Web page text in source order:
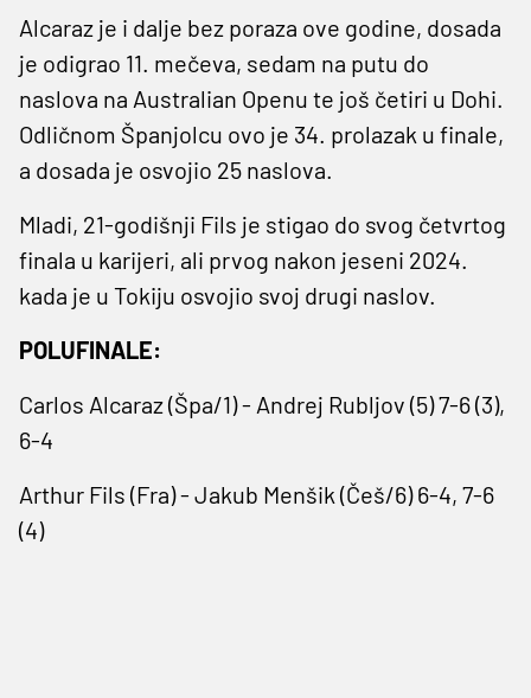
Alcaraz je i dalje bez poraza ove godine, dosada
je odigrao 11. mečeva, sedam na putu do
naslova na Australian Openu te još četiri u Dohi.
Odličnom Španjolcu ovo je 34. prolazak u finale,
a dosada je osvojio 25 naslova.
Mladi, 21-godišnji Fils je stigao do svog četvrtog
finala u karijeri, ali prvog nakon jeseni 2024.
kada je u Tokiju osvojio svoj drugi naslov.
POLUFINALE:
Carlos Alcaraz (Špa/1) - Andrej Rubljov (5) 7-6 (3),
6-4
Arthur Fils (Fra) - Jakub Menšik (Češ/6) 6-4, 7-6
(4)